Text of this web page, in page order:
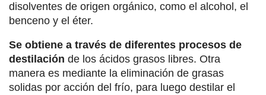
disolventes de origen orgánico, como el alcohol, el
benceno y el éter.
Se obtiene a través de diferentes procesos de
destilación de los ácidos grasos libres. Otra
manera es mediante la eliminación de grasas
solidas por acción del frío, para luego destilar el